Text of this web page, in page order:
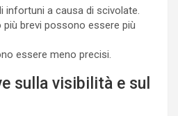
infortuni a causa di scivolate.
più brevi possono essere più
essere meno precisi.
sulla visibilità e sul